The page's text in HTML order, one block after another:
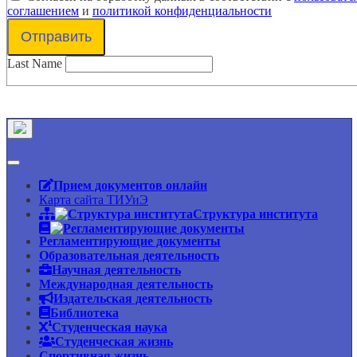
соглашением и политикой конфиденциальности
Отправить
Last Name
Прием документов онлайн
Карта сайта ТИУиЭ
Структура института
Регламентирующие документы
Образовательная деятельность
Научная деятельность
Международная деятельность
Издательская деятельность
Библиотека
Студенческая наука
Студенческая жизнь